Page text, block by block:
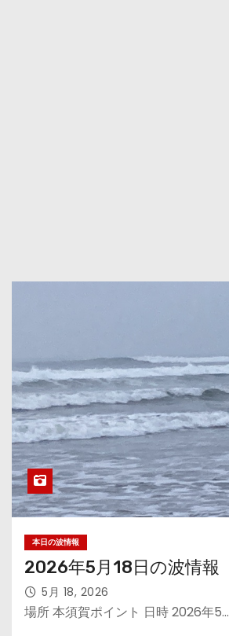
本日の波情報
2026年5月18日の波情報
5月 18, 2026
場所 本須賀ポイント 日時 2026年5…